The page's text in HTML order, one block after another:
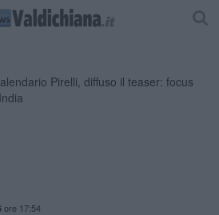
ore 17:54